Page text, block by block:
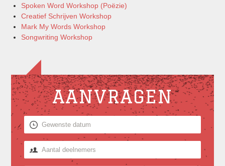
Spoken Word Workshop (Poëzie)
Creatief Schrijven Workshop
Mark My Words Workshop
Songwriting Workshop
AANVRAGEN